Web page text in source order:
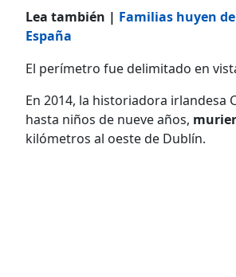
Lea también | Familias huyen
España
El perímetro fue delimitado en
En 2014, la historiadora irlandesa
hasta niños de nueve años,
kilómetros al oeste de Dublín.